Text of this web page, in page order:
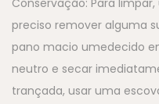
Conservação: Para
preciso remover alguma
pano macio umedecido
neutro e secar
trançada, usar uma